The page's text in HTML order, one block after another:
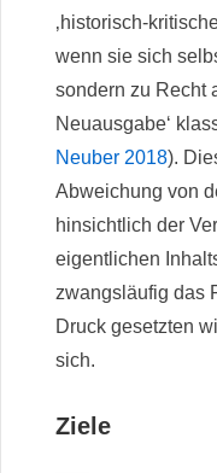
‚historisch-
wenn sie sich
sondern zu Recht
Neuausgabe‘
Neuber 2018).
Abweichung von
hinsichtlich der
eigentlichen
zwangsläufig das
Druck gesetzten
sich.
Ziele